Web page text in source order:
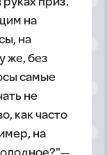
на
на
же, без
самые
не
как часто
на